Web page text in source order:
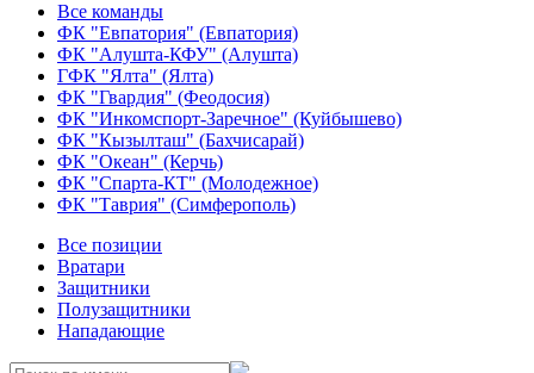
Все команды
ФК "Евпатория" (Евпатория)
ФК "Алушта-КФУ" (Алушта)
ГФК "Ялта" (Ялта)
ФК "Гвардия" (Феодосия)
ФК "Инкомспорт-Заречное" (Куйбышево)
ФК "Кызылташ" (Бахчисарай)
ФК "Океан" (Керчь)
ФК "Спарта-КТ" (Молодежное)
ФК "Таврия" (Симферополь)
Все позиции
Вратари
Защитники
Полузащитники
Нападающие